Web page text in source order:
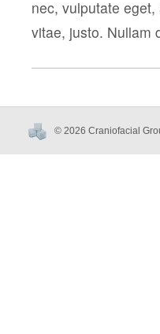
nec, vulputate
vitae, justo. Nullam
© 2026 Craniofacial